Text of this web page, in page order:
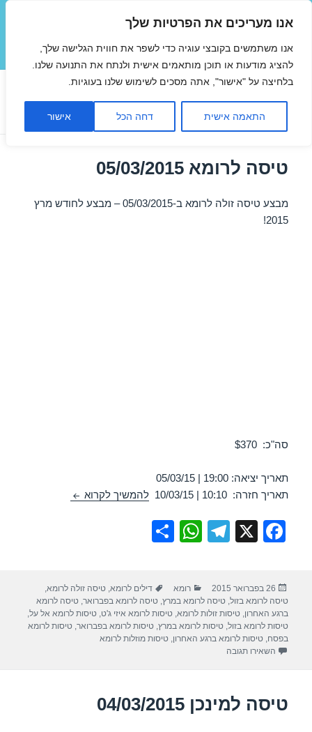
אנו מעריכים את הפרטיות שלך
אנו משתמשים בקובצי עוגיה כדי לשפר את חווית הגלישה שלך,
להציג מודעות או תוכן מותאמים אישית ולנתח את התנועה שלנו.
בלחיצה על "אישור", אתה מסכים לשימוש שלנו בעוגיות.
התאמה אישית דחה הכל אישור
תפריטים
ווידג'טים
חודש:פברואר 2015
טיסה לרומא 05/03/2015
מבצע טיסה זולה לרומא ב-05/03/2015 – מבצע לחודש מרץ
2015!
סה"כ: $370
תאריך יציאה: 19:00 | 05/03/15
תאריך חזרה: 10:10 | 10/03/15
להמשיך לקרוא טיסה לרומא 05/03/2015
F
e
b
o
X
T
gr
a
m
W
s
A
p
e
פורסם
בתאריך
26 בפברואר 2015 קטגוריות
רומא תגיות
דילים לרומא,טיסה זולה לרומא,
טיסה לרומא בזול,טיסה לרומא במרץ,טיסה לרומא בפברואר,טיסה לרומא
ברגע האחרון,טיסות זולות לרומא,טיסות לרומא איזי ג'ט,טיסות לרומא אל על,
טיסות לרומא בזול,טיסות לרומא במרץ,טיסות לרומא בפברואר,טיסות לרומא
בפסח,טיסות לרומא ברגע האחרון,טיסות מוזלות לרומא
השאירו תגובה
טיסה למינכן 04/03/2015